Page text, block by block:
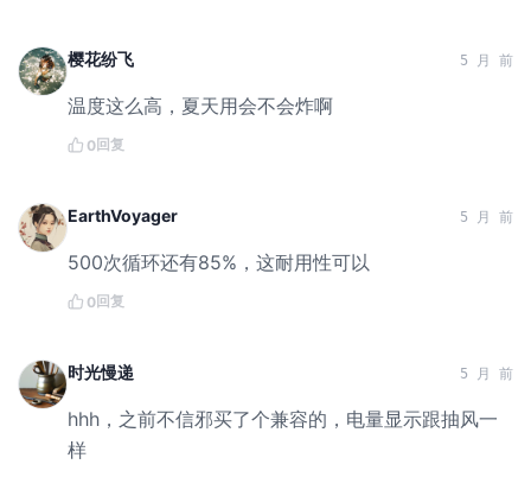
樱花纷飞 5 月 前
温度这么高，夏天用会不会炸啊
0回复
EarthVoyager 5 月 前
500次循环还有85%，这耐用性可以
0回复
时光慢递 5 月 前
hhh，之前不信邪买了个兼容的，电量显示跟抽风一
样